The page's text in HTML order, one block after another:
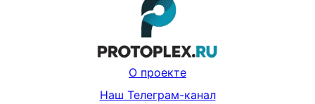
О проекте
Наш Телеграм-канал